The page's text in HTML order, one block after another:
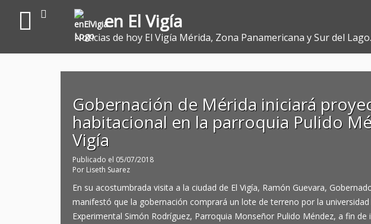
en El Vigía
Noticias de hoy El Vigía Mérida, Zona Panamericana y Sur del Lago.
Gobernación de Mérida iniciará
habitacional en la parroquia Pulido
Vigía
Publicado el 05/07/2018
Por Liseth Suarez
En su acostumbrada visita a la ciudad de El Vigía, Ramón Guevara,
manifestó que la gobernación comprará un lote de terreno por la
Experimental Simón Rodríguez, Parroquia Monseñor Pulido Méndez, a fin de